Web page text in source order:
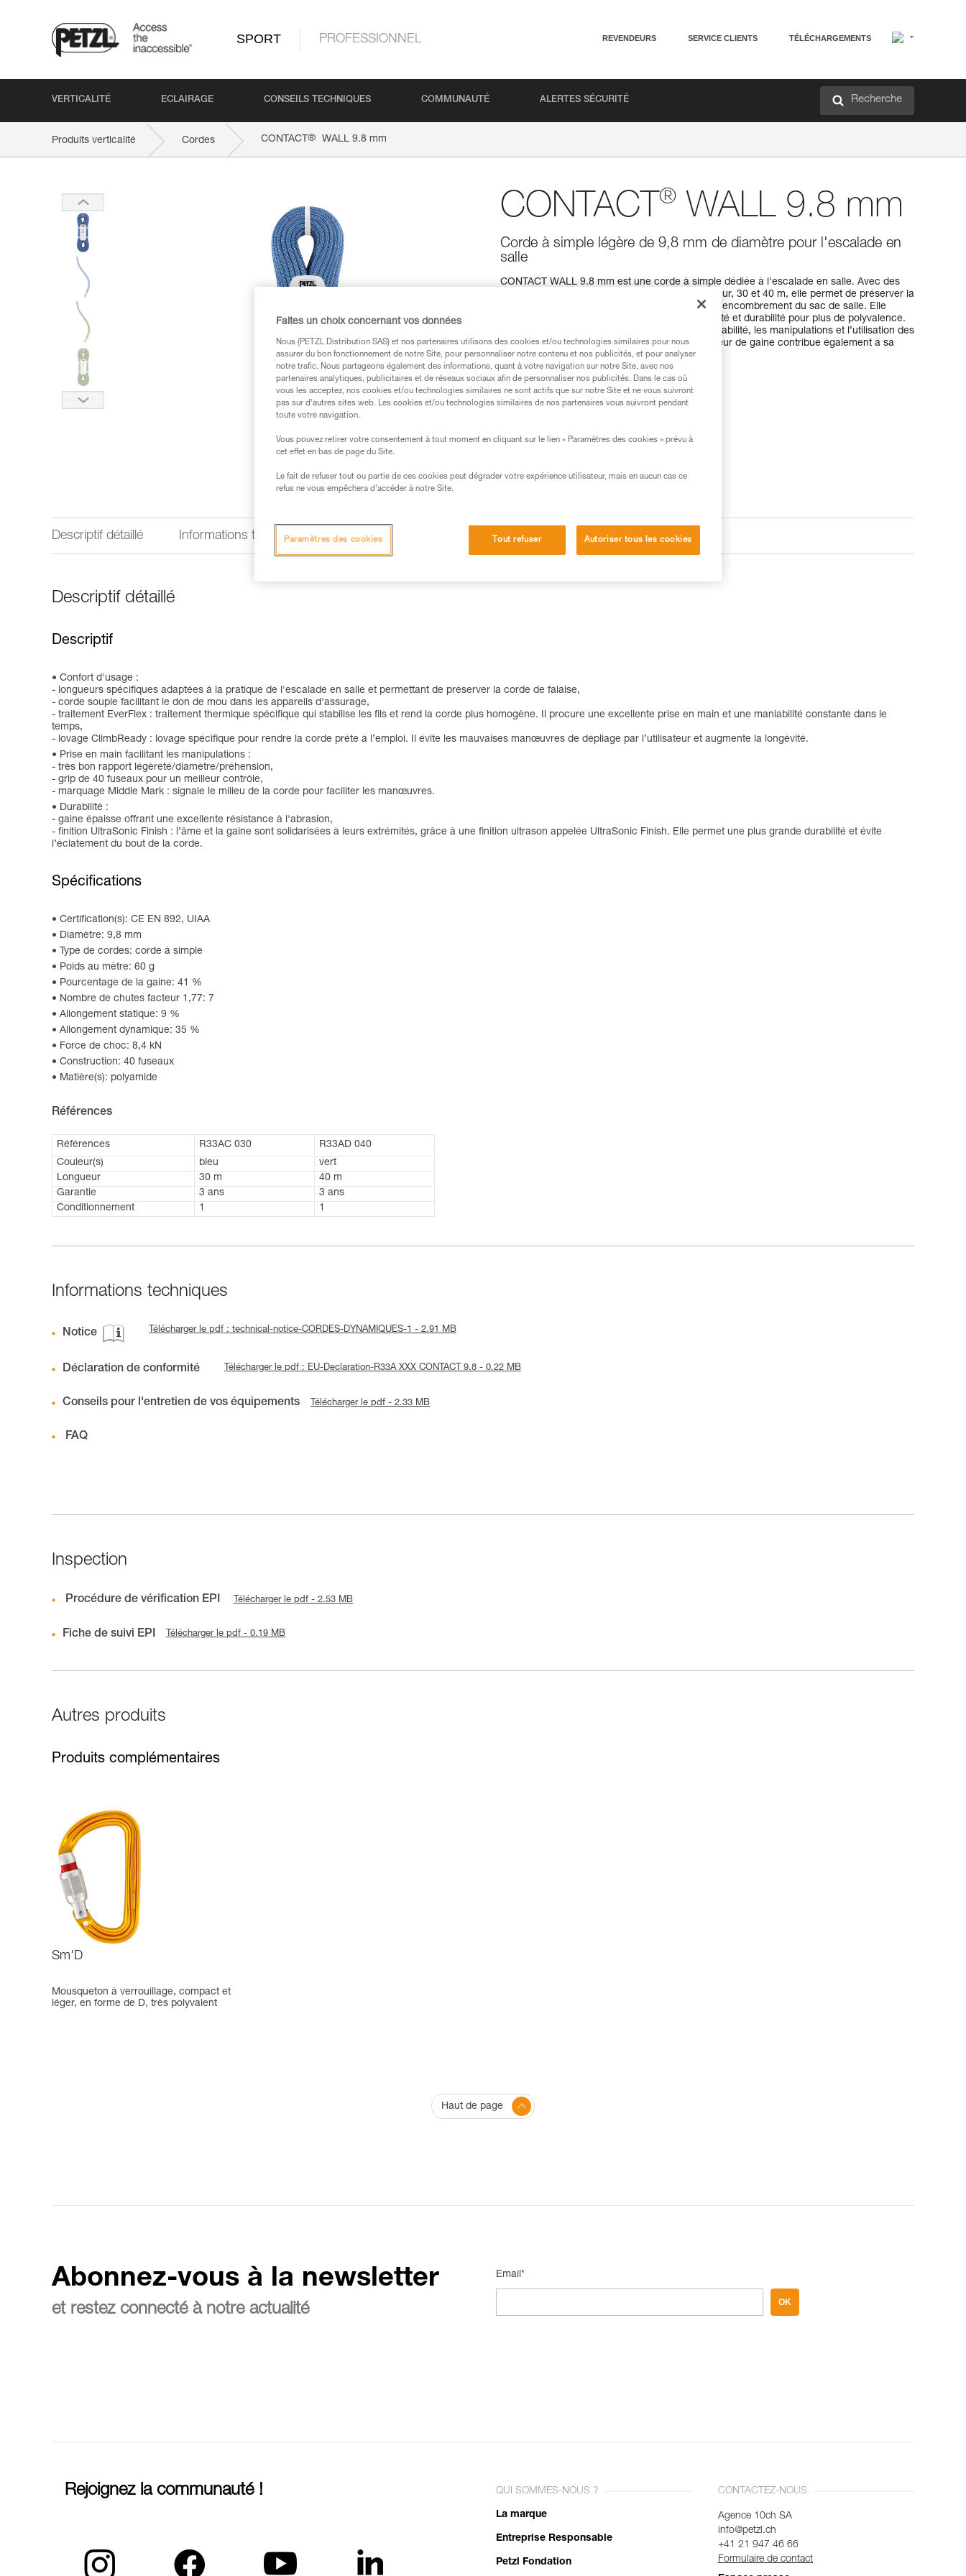
SPORT PROFESSIONNEL REVENDEURS SERVICE CLIENTS TÉLÉCHARGEMENTS
VERTICALITÉ ECLAIRAGE CONSEILS TECHNIQUES COMMUNAUTÉ ALERTES SÉCURITÉ Recherche
Produits verticalité Cordes CONTACT ® WALL 9.8 mm
CONTACT ® WALL 9.8 mm
Corde à simple légère de 9,8 mm de diamètre pour l'escalade en
salle
CONTACT WALL 9.8 mm est une corde à simple dédiée à l'escalade en salle. Avec des
longueurs appropriées à une utilisation en intérieur, 30 et 40 m, elle permet de préserver la
corde de falaise et de limiter le poids, ainsi que l'encombrement du sac de salle. Elle
bénéficie d’un excellent compromis entre légèreté et durabilité pour plus de polyvalence.
Grâce à son excellente prise en main et sa maniabilité, les manipulations et l’utilisation des
appareils d'assurage sont facilitées. Son épaisseur de gaine contribue également à sa
durabilité.
Trouvez un revendeur
Descriptif détaillé Informations techniques Inspection Autres produits
Descriptif détaillé
Descriptif
Confort d'usage :
- longueurs spécifiques adaptées à la pratique de l'escalade en salle et permettant de préserver la corde de falaise,
- corde souple facilitant le don de mou dans les appareils d'assurage,
- traitement EverFlex : traitement thermique spécifique qui stabilise les fils et rend la corde plus homogène. Il procure une excellente prise en main et une maniabilité constante dans le
temps,
- lovage ClimbReady : lovage spécifique pour rendre la corde prête à l’emploi. Il évite les mauvaises manœuvres de dépliage par l’utilisateur et augmente la longévité.
Prise en main facilitant les manipulations :
- très bon rapport légèreté/diamètre/préhension,
- grip de 40 fuseaux pour un meilleur contrôle,
- marquage Middle Mark : signale le milieu de la corde pour faciliter les manœuvres.
Durabilité :
- gaine épaisse offrant une excellente résistance à l'abrasion,
- finition UltraSonic Finish : l’âme et la gaine sont solidarisées à leurs extrémités, grâce à une finition ultrason appelée UltraSonic Finish. Elle permet une plus grande durabilité et évite
l’éclatement du bout de la corde.
Spécifications
Certification(s): CE EN 892, UIAA
Diamètre: 9,8 mm
Type de cordes: corde à simple
Poids au mètre: 60 g
Pourcentage de la gaine: 41 %
Nombre de chutes facteur 1,77: 7
Allongement statique: 9 %
Allongement dynamique: 35 %
Force de choc: 8,4 kN
Construction: 40 fuseaux
Matière(s): polyamide
Références
Références R33AC 030
R33AD 040
Couleur(s)
bleu
vert
Longueur
30 m
40 m
Garantie
3 ans
3 ans
Conditionnement
1 1
Informations techniques
Notice Télécharger le pdf : technical-notice-CORDES-DYNAMIQUES-1 - 2.91 MB
Déclaration de conformité Télécharger le pdf : EU-Declaration-R33A XXX CONTACT 9.8 - 0.22 MB
Conseils pour l'entretien de vos équipements Télécharger le pdf - 2.33 MB
FAQ
Inspection
Procédure de vérification EPI Télécharger le pdf - 2.53 MB
Fiche de suivi EPI Télécharger le pdf - 0.19 MB
Autres produits
Produits complémentaires
Sm'D
Mousqueton à verrouillage, compact et
léger, en forme de D, très polyvalent
Haut de page
Abonnez-vous à la newsletter
et restez connecté à notre actualité
Email*
OK
Rejoignez la communauté ! QUI SOMMES-NOUS ?
La marque
Entreprise Responsable
Petzl Fondation
CONTACTEZ-NOUS
Agence 10ch SA
info@petzl.ch
+41 21 947 46 66
Formulaire de contact
Faites un choix concernant vos données
Nous (PETZL Distribution SAS) et nos partenaires utilisons des cookies et/ou technologies similaires pour nous
assurer du bon fonctionnement de notre Site, pour personnaliser notre contenu et nos publicités, et pour analyser
notre trafic. Nous partageons également des informations, quant à votre navigation sur notre Site, avec nos
partenaires analytiques, publicitaires et de réseaux sociaux afin de personnaliser nos publicités. Dans le cas où
vous les acceptez, nos cookies et/ou technologies similaires ne sont actifs que sur notre Site et ne vous suivront
pas sur d’autres sites web. Les cookies et/ou technologies similaires de nos partenaires vous suivront pendant
toute votre navigation.
Vous pouvez retirer votre consentement à tout moment en cliquant sur le lien « Paramètres des cookies » prévu à
cet effet en bas de page du Site.
Le fait de refuser tout ou partie de ces cookies peut dégrader votre expérience utilisateur, mais en aucun cas ce
refus ne vous empêchera d’accéder à notre Site.
Tout refuser Autoriser tous les cookies
Paramètres des cookies